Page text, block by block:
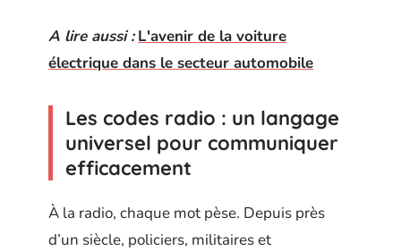
A lire aussi : L'avenir de la voiture
électrique dans le secteur automobile
Les codes radio : un langage
universel pour communiquer
efficacement
À la radio, chaque mot pèse. Depuis près
d’un siècle, policiers, militaires et